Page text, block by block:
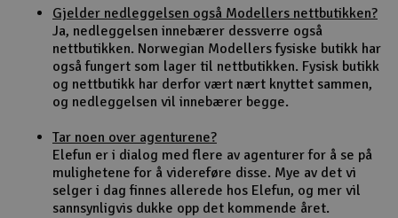
Solenergi
Sparkesykler & elkjøretøy
Gavekort
Gjelder nedleggelsen også Modellers nettbutikken?
Ja, nedleggelsen innebærer dessverre også
nettbutikken. Norwegian Modellers fysiske butikk har
også fungert som lager til nettbutikken. Fysisk butikk
og nettbutikk har derfor vært nært knyttet sammen,
og nedleggelsen vil innebærer begge.
Tar noen over agenturene?
Elefun er i dialog med flere av agenturer for å se på
mulighetene for å videreføre disse. Mye av det vi
selger i dag finnes allerede hos Elefun, og mer vil
sannsynligvis dukke opp det kommende året.